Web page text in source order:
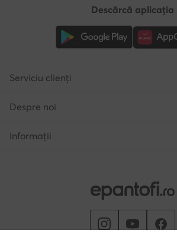
Descărcă aplicația
Serviciu clienți
Despre noi
Informații